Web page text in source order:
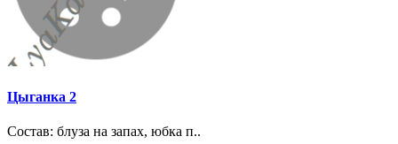
Цыганка 2
Состав: блуза на запах, юбка п..